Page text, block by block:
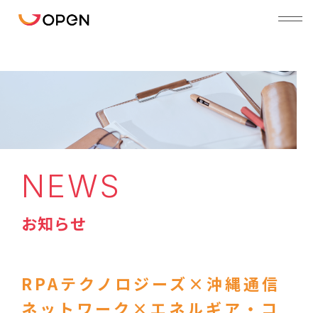
NEWS
お知らせ
RPAテクノロジーズ×沖縄通信
ネットワーク×エネルギア・コ